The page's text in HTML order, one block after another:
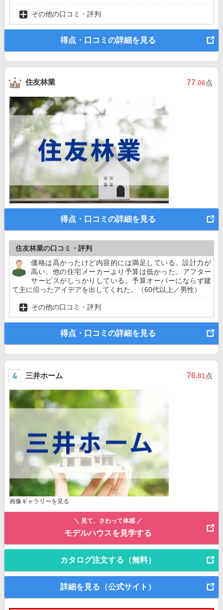
その他の口コミ・評判
得点・口コミの詳細を見る
住友林業 77.06点
得点・口コミの詳細を見る
住友林業の口コミ・評判
価格は高かったけど内容的には満足している。設計力が
高い。他の住宅メーカーより予算は低かった。アフター
サービスがしっかりしている。予算オーバーにならず建
て主に沿ったアイデアを出してくれた。（60代以上／男性）
その他の口コミ・評判
得点・口コミの詳細を見る
三井ホーム 76.81点
画像ギャラリーを見る
＼ 見て、さわって体感 ／
モデルハウスを見学する
カタログ注文する（無料）
詳細を見る（公式サイト）